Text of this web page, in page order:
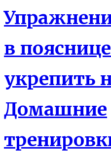
в
укрепить
Домашние